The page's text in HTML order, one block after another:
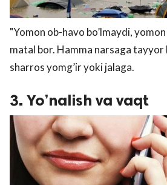
"Yomon ob-havo bo’lmaydi,
matal bor. Hamma narsaga tayyor
sharros yomg’ir yoki jalaga.
3. Yo’nalish va vaqt